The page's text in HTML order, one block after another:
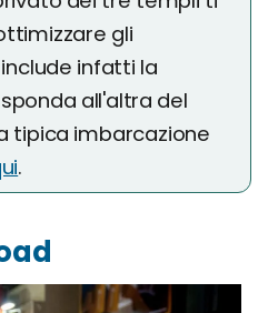
gli
infatti la
all'altra del
tipica imbarcazione
.